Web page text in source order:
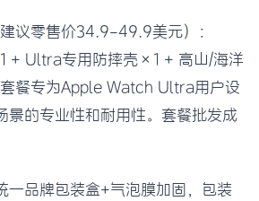
建议零售价34.9-49.9美元）：
+ Ultra专用防摔壳×1 + 高山/海洋
餐专为Apple Watch Ultra用户设
景的专业性和耐用性。套餐批发成
一品牌包装盒+气泡膜加固，包装